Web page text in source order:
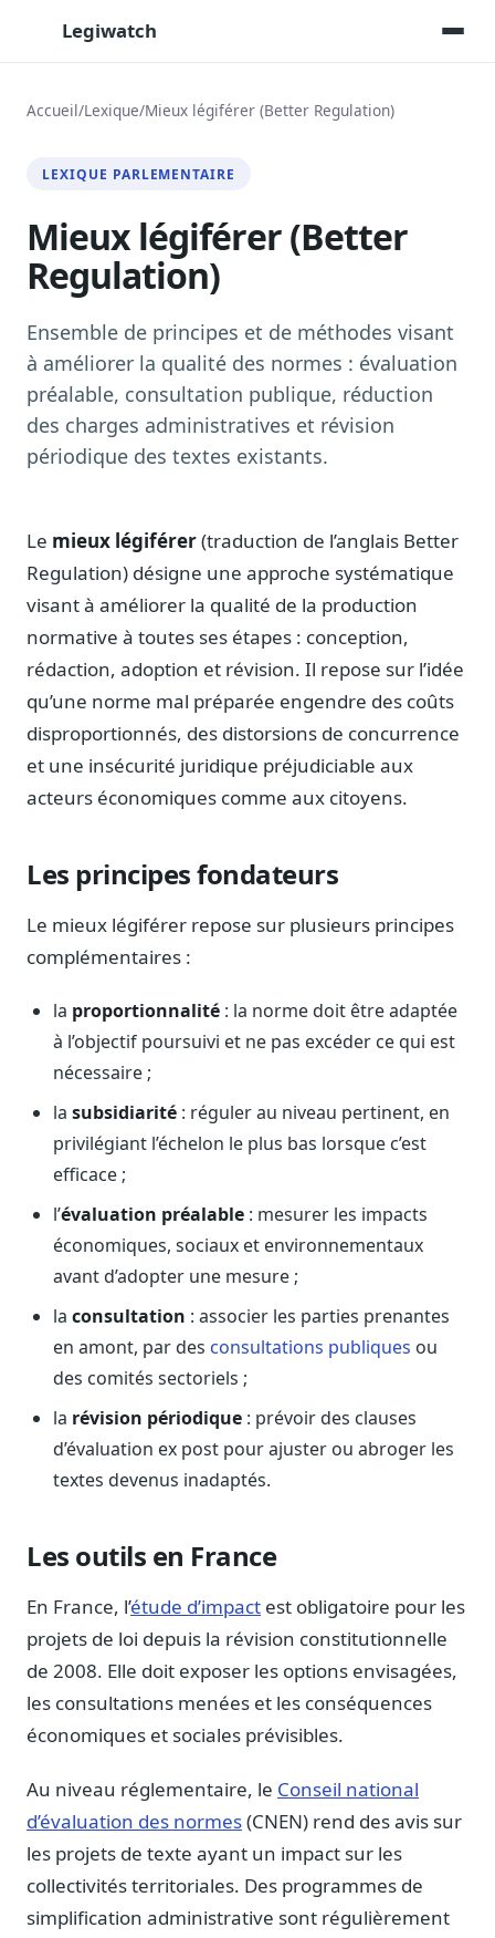
Legiwatch
Posez vos questions, réponses sourcées
Transcriptions IA
Toutes les séances AN/Sénat transcrites
Synthèses IA
Veille des matinales radio
9 interviews politiques, analysées avant 10 h
Alertes personnalisées
Par dossier, personne, mot-clé
Fiches parlementaires
Parcours, mandats, prises de position
Registre HATVP
Cartographier l'influence sur un dossier
Affaires publiques
Cabinets, DRI, consultants en lobbying
Fédérations & plaidoyer
Parlementaires
Préparez vos interventions et amendements
Journalistes
Veille en temps réel, embeds pour vos contenus
Chercheurs
Suivi par secteur
11 secteurs : énergie, santé, finance, numérique…
Cas d'usage concrets
Six cas pour gagner du temps
Conseil (Advisory)
Guides pratiques
17 guides sur le Parlement, la procédure, le plaidoyer
Blog & Podcast Hémicycle
Lexique parlementaire
Glossaire affaires publiques
Lexique par thème métier
23 flux indexés
Nouveautés produit
Ils utilisent Legiwatch
Qui sommes-nous
Accueil/Lexique/Mieux légiférer (Better Regulation)
LEXIQUE PARLEMENTAIRE
Mieux légiférer (Better
Regulation)
Ensemble de principes et de méthodes visant
à améliorer la qualité des normes : évaluation
préalable, consultation publique, réduction
des charges administratives et révision
périodique des textes existants.
Le mieux légiférer(traduction de l’anglais Better
Regulation) désigne une approche systématique
visant à améliorer la qualité de la production
normative à toutes ses étapes : conception,
rédaction, adoption et révision. Il repose sur l’idée
qu’une norme mal préparée engendre des coûts
disproportionnés, des distorsions de concurrence
et une insécurité juridique préjudiciable aux
acteurs économiques comme aux citoyens.
Les principes fondateurs
Le mieux légiférer repose sur plusieurs principes
complémentaires :
la proportionnalité : la norme doit être adaptée
à l’objectif poursuivi et ne pas excéder ce qui est
nécessaire ;
la subsidiarité : réguler au niveau pertinent, en
privilégiant l’échelon le plus bas lorsque c’est
efficace ;
l’évaluation préalable : mesurer les impacts
économiques, sociaux et environnementaux
avant d’adopter une mesure ;
la consultation : associer les parties prenantes
en amont, par des consultations publiques ou
des comités sectoriels ;
la révision périodique : prévoir des clauses
d’évaluation ex post pour ajuster ou abroger les
textes devenus inadaptés.
Les outils en France
En France, l’étude d’impact est obligatoire pour les
projets de loi depuis la révision constitutionnelle
de 2008. Elle doit exposer les options envisagées,
les consultations menées et les conséquences
économiques et sociales prévisibles.
Au niveau réglementaire, le Conseil national
d’évaluation des normes(CNEN) rend des avis sur
les projets de texte ayant un impact sur les
collectivités territoriales. Des programmes de
simplification administrative sont régulièrement